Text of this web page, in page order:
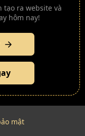
ra website và
hôm nay!
mật